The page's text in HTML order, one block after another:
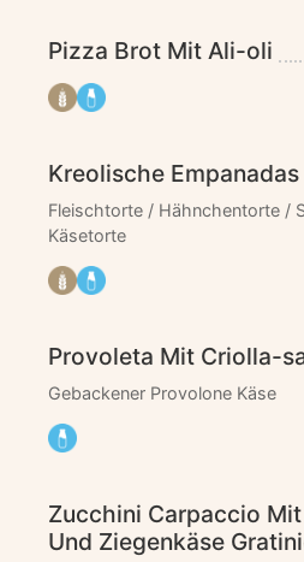
Pizza Brot Mit Ali-oli
Kreolische Empanadas
Fleischtorte / Hähnchentorte /
Käsetorte
Provoleta Mit Criolla-
Gebackener Provolone Käse
Zucchini Carpaccio
Und Ziegenkäse